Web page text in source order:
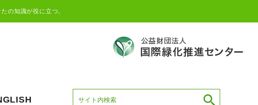
の知識が役に立つ。